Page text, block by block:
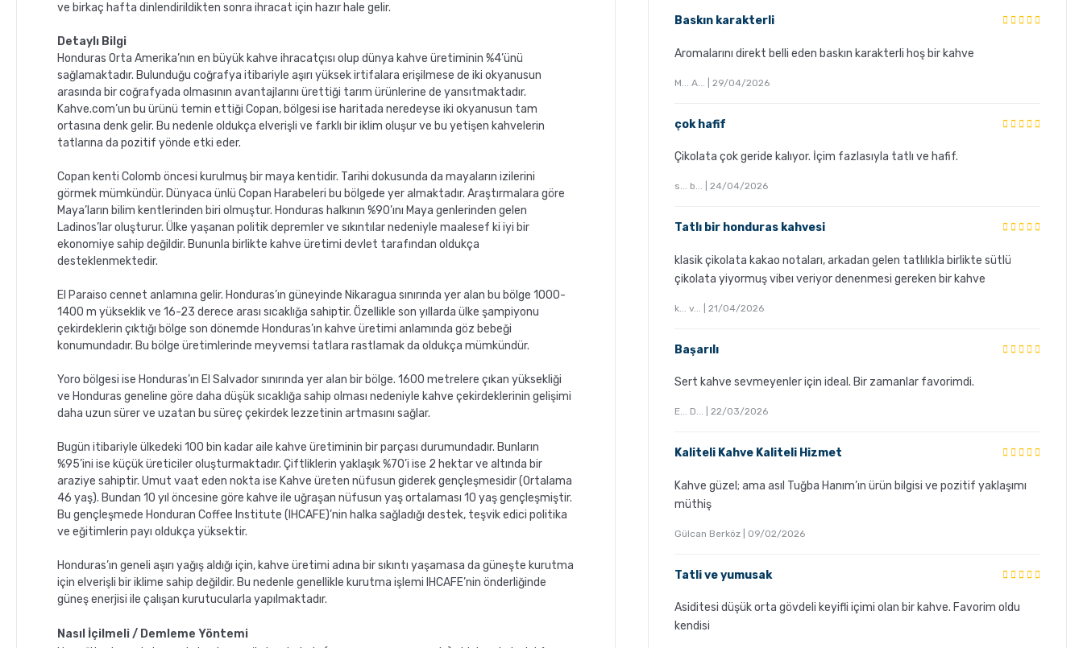
ve birkaç hafta dinlendirildikten sonra ihracat için hazır hale gelir.
Detaylı Bilgi
Honduras Orta Amerika’nın en büyük kahve ihracatçısı olup dünya kahve üretiminin %4’ünü
sağlamaktadır. Bulunduğu coğrafya itibariyle aşırı yüksek irtifalara erişilmese de iki okyanusun
arasında bir coğrafyada olmasının avantajlarını ürettiği tarım ürünlerine de yansıtmaktadır.
Kahve.com’un bu ürünü temin ettiği Copan, bölgesi ise haritada neredeyse iki okyanusun tam
ortasına denk gelir. Bu nedenle oldukça elverişli ve farklı bir iklim oluşur ve bu yetişen kahvelerin
tatlarına da pozitif yönde etki eder.
Copan kenti Colomb öncesi kurulmuş bir maya kentidir. Tarihi dokusunda da mayaların izilerini
görmek mümkündür. Dünyaca ünlü Copan Harabeleri bu bölgede yer almaktadır. Araştırmalara göre
Maya’ların bilim kentlerinden biri olmuştur. Honduras halkının %90’ını Maya genlerinden gelen
Ladinos’lar oluşturur. Ülke yaşanan politik depremler ve sıkıntılar nedeniyle maalesef ki iyi bir
ekonomiye sahip değildir. Bununla birlikte kahve üretimi devlet tarafından oldukça
desteklenmektedir.
El Paraiso cennet anlamına gelir. Honduras’ın güneyinde Nikaragua sınırında yer alan bu bölge 1000-
1400 m yükseklik ve 16-23 derece arası sıcaklığa sahiptir. Özellikle son yıllarda ülke şampiyonu
çekirdeklerin çıktığı bölge son dönemde Honduras’ın kahve üretimi anlamında göz bebeği
konumundadır. Bu bölge üretimlerinde meyvemsi tatlara rastlamak da oldukça mümkündür.
Yoro bölgesi ise Honduras’ın El Salvador sınırında yer alan bir bölge. 1600 metrelere çıkan yüksekliği
ve Honduras geneline göre daha düşük sıcaklığa sahip olması nedeniyle kahve çekirdeklerinin gelişimi
daha uzun sürer ve uzatan bu süreç çekirdek lezzetinin artmasını sağlar.
Bugün itibariyle ülkedeki 100 bin kadar aile kahve üretiminin bir parçası durumundadır. Bunların
%95’ini ise küçük üreticiler oluşturmaktadır. Çiftliklerin yaklaşık %70’i ise 2 hektar ve altında bir
araziye sahiptir. Umut vaat eden nokta ise Kahve üreten nüfusun giderek gençleşmesidir (Ortalama
46 yaş). Bundan 10 yıl öncesine göre kahve ile uğraşan nüfusun yaş ortalaması 10 yaş gençleşmiştir.
Bu gençleşmede Honduran Coffee Institute (IHCAFE)’nin halka sağladığı destek, teşvik edici politika
ve eğitimlerin payı oldukça yüksektir.
Honduras’ın geneli aşırı yağış aldığı için, kahve üretimi adına bir sıkıntı yaşamasa da güneşte kurutma
için elverişli bir iklime sahip değildir. Bu nedenle genellikle kurutma işlemi IHCAFE’nin önderliğinde
güneş enerjisi ile çalışan kurutucularla yapılmaktadır.
Nasıl İçilmeli / Demleme Yöntemi
Baskın karakterli
Aromalarını direkt belli eden baskın karakterli hoş bir kahve
M... A... | 29/04/2026
çok hafif
Çikolata çok geride kalıyor. İçim fazlasıyla tatlı ve hafif.
s... b... | 24/04/2026
Tatlı bir honduras kahvesi
klasik çikolata kakao notaları, arkadan gelen tatlılıkla birlikte sütlü
çikolata yiyormuş vibeı veriyor denenmesi gereken bir kahve
k... v... | 21/04/2026
Başarılı
Sert kahve sevmeyenler için ideal. Bir zamanlar favorimdi.
E... D... | 22/03/2026
Kaliteli Kahve Kaliteli Hizmet
Kahve güzel; ama asıl Tuğba Hanım’ın ürün bilgisi ve pozitif yaklaşımı
müthiş
Gülcan Berköz | 09/02/2026
Tatli ve yumusak
Asiditesi düşük orta gövdeli keyifli içimi olan bir kahve. Favorim oldu
kendisi